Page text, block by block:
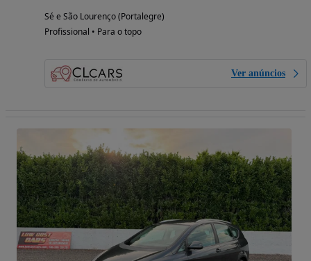
Sé e São Lourenço (Portalegre)
Profissional • Para o topo
Ver anúncios